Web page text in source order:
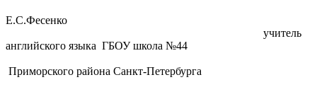
Е.С.Фесенко
учитель
английского языка ГБОУ школа №44
Приморского района Санкт-Петербурга